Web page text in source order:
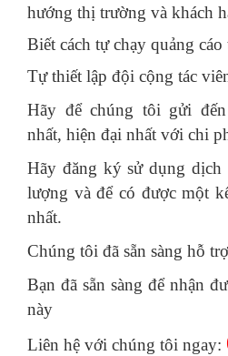
hướng thị trường và khách
Biết cách tự chạy quảng
Tự thiết lập đội cộng tác
Hãy để chúng tôi gửi
nhất, hiện đại nhất với chi
Hãy đăng ký sử dụng dịch
lượng và để có được một
nhất.
Chúng tôi đã sẵn sàng hỗ
Bạn đã sẵn sàng để nhận
này
Liên hệ với chúng tôi ngay: